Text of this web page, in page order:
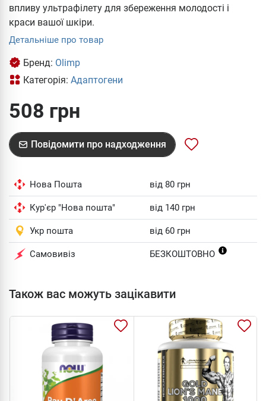
впливу ультрафілету для збереження молодості і
краси вашої шкіри.
Детальніше про товар
Бренд: Olimp
Категорія: Адаптогени
508 грн
Повідомити про надходження
Нова Пошта від 80 грн
Кур'єр "Нова пошта" від 140 грн
Укр пошта від 60 грн
Самовивіз БЕЗКОШТОВНО
Також вас можуть зацікавити